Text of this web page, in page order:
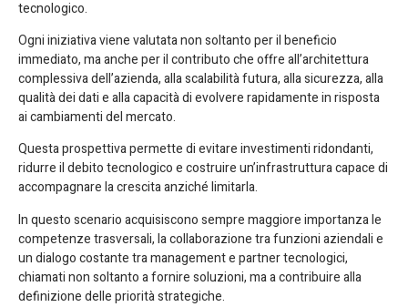
tecnologico.
Ogni iniziativa viene valutata non soltanto per il beneficio
immediato, ma anche per il contributo che offre all’architettura
complessiva dell’azienda, alla scalabilità futura, alla sicurezza, alla
qualità dei dati e alla capacità di evolvere rapidamente in risposta
ai cambiamenti del mercato.
Questa prospettiva permette di evitare investimenti ridondanti,
ridurre il debito tecnologico e costruire un’infrastruttura capace di
accompagnare la crescita anziché limitarla.
In questo scenario acquisiscono sempre maggiore importanza le
competenze trasversali, la collaborazione tra funzioni aziendali e
un dialogo costante tra management e partner tecnologici,
chiamati non soltanto a fornire soluzioni, ma a contribuire alla
definizione delle priorità strategiche.